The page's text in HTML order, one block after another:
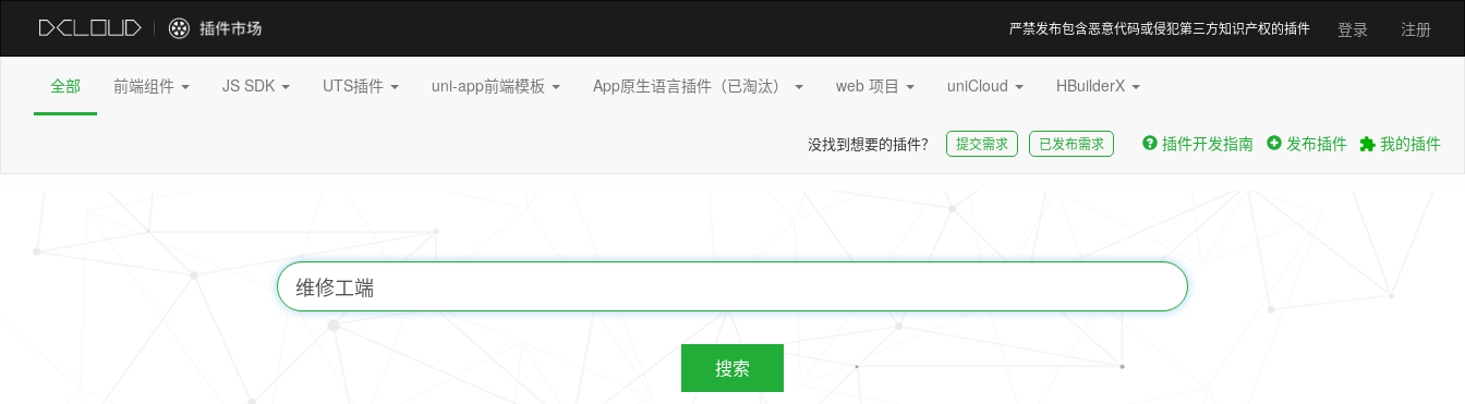
登录 注册
严禁发布包含恶意代码或侵犯第三方知识产权的插件
全部 前端组件 JS SDK UTS插件 uni-app前端模板 App原生语言插件（已淘汰） web 项目 uniCloud HBuilderX
没找到想要的插件？ 提交需求 已发布需求 插件开发指南 发布插件 我的插件
搜索